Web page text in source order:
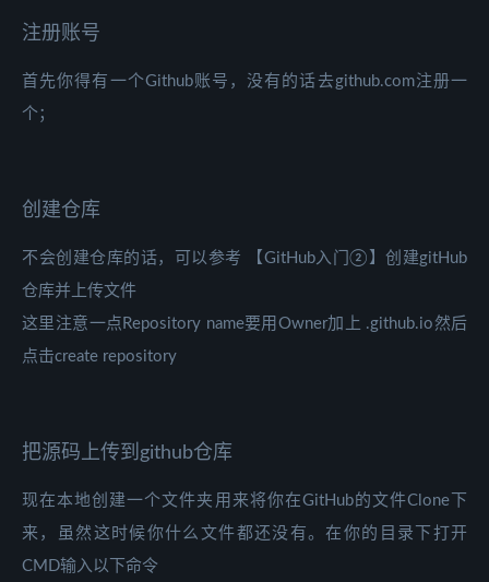
注册账号
首先你得有一个Github账号，没有的话去github.com注册一
个；
创建仓库
不会创建仓库的话，可以参考 【GitHub入门②】创建gitHub
仓库并上传文件
这里注意一点Repository name要用Owner加上 .github.io然后
点击create repository
把源码上传到github仓库
现在本地创建一个文件夹用来将你在GitHub的文件Clone下
来，虽然这时候你什么文件都还没有。在你的目录下打开
CMD输入以下命令